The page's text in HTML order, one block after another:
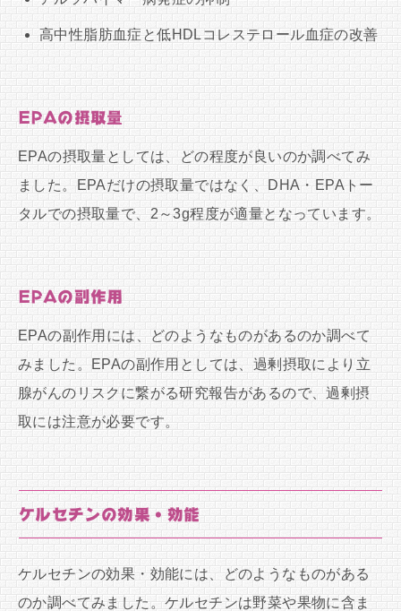
高中性脂肪血症と低HDLコレステロール血症の改善
EPAの摂取量
EPAの摂取量としては、どの程度が良いのか調べてみ
ました。EPAだけの摂取量ではなく、DHA・EPAトー
タルでの摂取量で、2～3g程度が適量となっています。
EPAの副作用
EPAの副作用には、どのようなものがあるのか調べて
みました。EPAの副作用としては、過剰摂取により立
腺がんのリスクに繋がる研究報告があるので、過剰摂
取には注意が必要です。
ケルセチンの効果・効能
ケルセチンの効果・効能には、どのようなものがある
のか調べてみました。ケルセチンは野菜や果物に含ま